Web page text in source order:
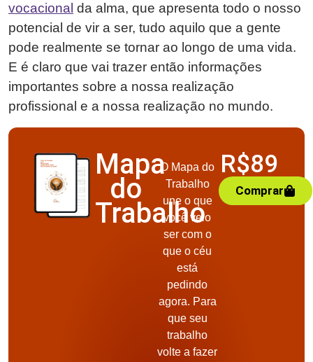
vocacional da alma, que apresenta todo o nosso
potencial de vir a ser, tudo aquilo que a gente
pode realmente se tornar ao longo de uma vida.
E é claro que vai trazer então informações
importantes sobre a nossa realização
profissional e a nossa realização no mundo.
Mapa
do
Trabalho
O Mapa do
Trabalho
une o que
você veio
ser com o
que o céu
está
pedindo
agora. Para
que seu
trabalho
volte a fazer
R$89
Comprar